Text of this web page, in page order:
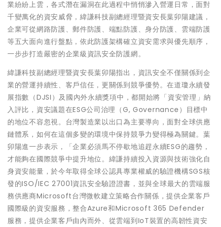
業紛紛上雲，各式潛在漏洞在此過程中悄悄滲入營運日常，面對
千變萬化的資安威脅，緯謙科技副總經理暨資安長葉卯陽建議，
企業可從網路防護、郵件防護、端點防護、身分防護、雲端防護
等五大面向進行盤點，依此防護架構確立資安需求與優先順序，
一步步打造嚴密的企業級資訊安全防護網。
緯謙科技副總經理暨資安長葉卯陽指出，資訊安全不僅關係到企
業的營運持續性、客戶信任，更關係到競爭優勢。在道瓊永續發
展指數（DJSI）及國內外永續獎項中，都開始將「資安管理」納
入評比，資安議題在ESG公司治理（G, Governance）目標中
的地位不容忽視。台灣製造業以出口為主要導向，面對全球供應
鏈體系，如何在這個多變的環境中保持競爭力變得極為關鍵。葉
卯陽進一步表示，「企業必須馬不停歇地追趕永續ESG的趨勢，
才能夠在國際競爭中提升地位。緯謙持續投入資源與技術強化自
身資安能量，於今年取得全球公認具專業權威的驗證機構SGS核
發的ISO/IEC 27001資訊安全驗證證書，並與全球最大的雲端服
務供應商Microsoft台灣微軟建立策略合作關係，提供企業客戶
國際級的資安服務，整合Azure和Microsoft 365 Defender
服務，提供企業客戶由內而外、從雲端到IoT裝置的高韌性資安